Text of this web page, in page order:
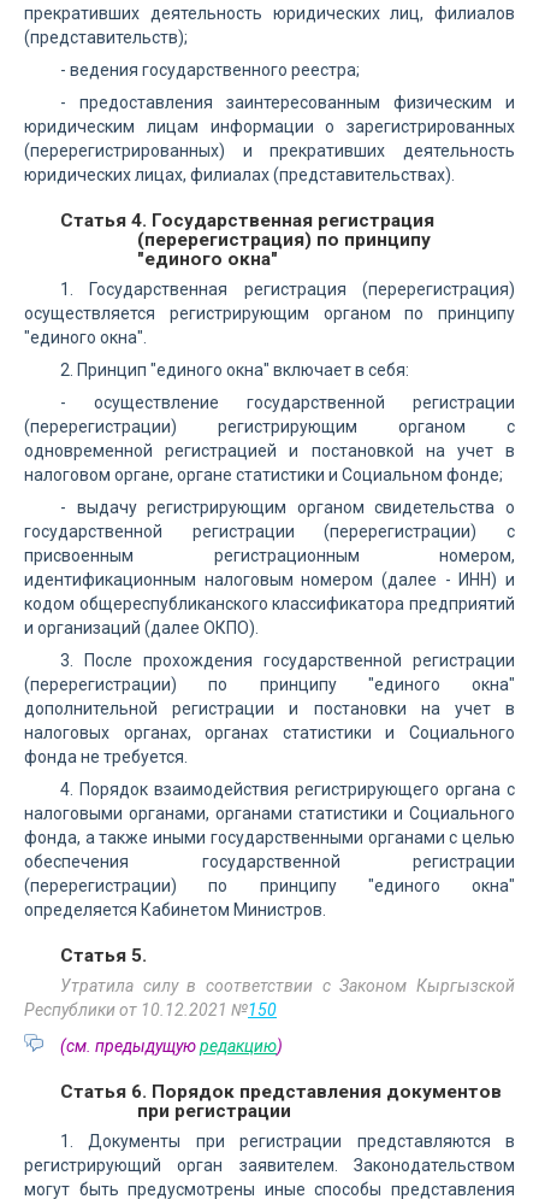
прекративших деятельность юридических лиц, филиалов
(представительств);
- ведения государственного реестра;
- предоставления заинтересованным физическим и
юридическим лицам информации о зарегистрированных
(перерегистрированных) и прекративших деятельность
юридических лицах, филиалах (представительствах).
Статья 4. Государственная регистрация
(перерегистрация) по принципу
"единого окна"
1. Государственная регистрация (перерегистрация)
осуществляется регистрирующим органом по принципу
"единого окна".
2. Принцип "единого окна" включает в себя:
- осуществление государственной регистрации
(перерегистрации) регистрирующим органом с
одновременной регистрацией и постановкой на учет в
налоговом органе, органе статистики и Социальном фонде;
- выдачу регистрирующим органом свидетельства о
государственной регистрации (перерегистрации) с
присвоенным регистрационным номером,
идентификационным налоговым номером (далее - ИНН) и
кодом общереспубликанского классификатора предприятий
и организаций (далее ОКПО).
3. После прохождения государственной регистрации
(перерегистрации) по принципу "единого окна"
дополнительной регистрации и постановки на учет в
налоговых органах, органах статистики и Социального
фонда не требуется.
4. Порядок взаимодействия регистрирующего органа с
налоговыми органами, органами статистики и Социального
фонда, а также иными государственными органами с целью
обеспечения государственной регистрации
(перерегистрации) по принципу "единого окна"
определяется Кабинетом Министров.
Статья 5.
Утратила силу в соответствии с Законом Кыргызской
Республики от 10.12.2021 №150
(см. предыдущуюредакцию)
Статья 6. Порядок представления документов
при регистрации
1. Документы при регистрации представляются в
регистрирующий орган заявителем. Законодательством
могут быть предусмотрены иные способы представления